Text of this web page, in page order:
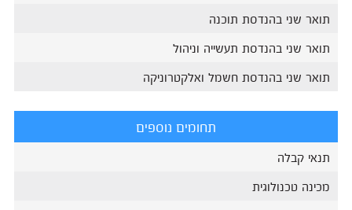
תואר שני בהנדסת תוכנה
תואר שני בהנדסת תעשייה וניהול
תואר שני בהנדסת חשמל ואלקטרוניקה
תחומים נוספים
תנאי קבלה
מכינה טכנולוגית